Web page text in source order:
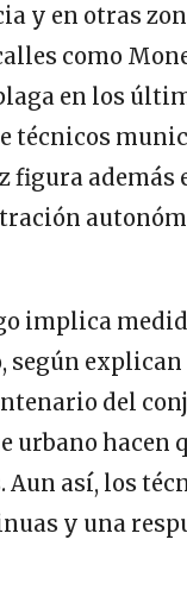
y en otras
como
en los
técnicos
figura además
implica
según
del
urbano hacen
así, los
y una